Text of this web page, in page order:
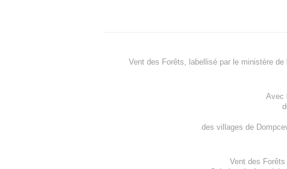
Vent des Forêts, labellisé par le ministère de
Avec
des villages de
Vent des